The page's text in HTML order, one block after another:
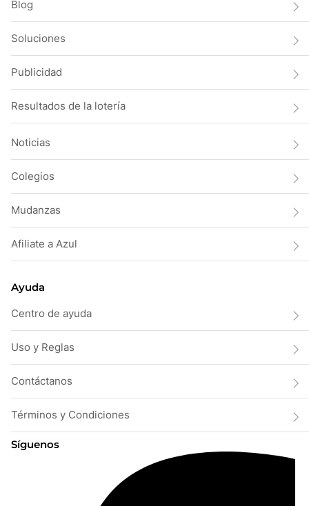
Blog
Soluciones
Publicidad
Resultados de la lotería
Noticias
Colegios
Mudanzas
Afiliate a Azul
Ayuda
Centro de ayuda
Uso y Reglas
Contáctanos
Términos y Condiciones
Síguenos